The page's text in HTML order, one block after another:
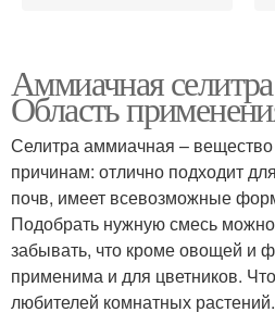
Селитра в чем
Кальциевая селитра
Аммиачная
Область
Селитра аммиачная –
причинам: отлично подходит
почв, имеет всевозможные
Подобрать нужную смесь можно
забывать, что кроме овощей и
применима и для цветников.
любителей комнатных растений.